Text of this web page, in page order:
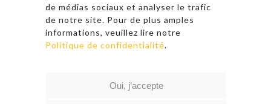
de médias sociaux et analyser le trafic
de notre site. Pour de plus amples
informations, veuillez lire notre
Politique de confidentialité.
Oui, j’accepte
Suivez-nous sur les réseaux sociaux